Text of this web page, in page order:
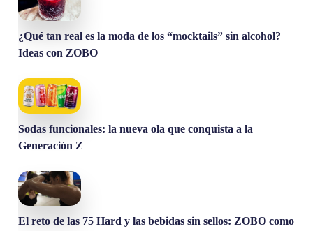
¿Qué tan real es la moda de los “mocktails” sin alcohol?
Ideas con ZOBO
Sodas funcionales: la nueva ola que conquista a la
Generación Z
El reto de las 75 Hard y las bebidas sin sellos: ZOBO como